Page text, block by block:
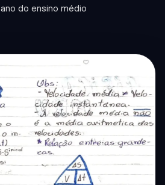
do ensino médio